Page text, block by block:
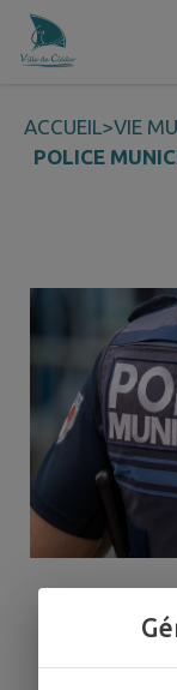
Contenu
ACCUEIL>VIE
POLICE